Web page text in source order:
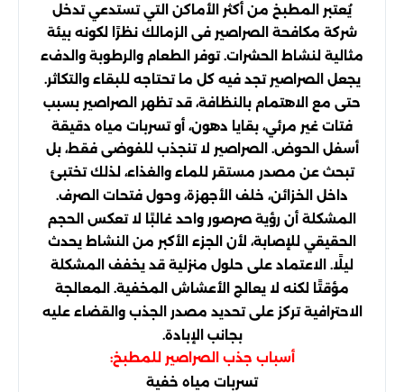
يُعتبر المطبخ من أكثر الأماكن التي تستدعي تدخل
شركة مكافحة الصراصير فى الزمالك نظرًا لكونه بيئة
مثالية لنشاط الحشرات. توفر الطعام والرطوبة والدفء
يجعل الصراصير تجد فيه كل ما تحتاجه للبقاء والتكاثر.
حتى مع الاهتمام بالنظافة، قد تظهر الصراصير بسبب
فتات غير مرئي، بقايا دهون، أو تسربات مياه دقيقة
أسفل الحوض. الصراصير لا تنجذب للفوضى فقط، بل
تبحث عن مصدر مستقر للماء والغذاء، لذلك تختبئ
داخل الخزائن، خلف الأجهزة، وحول فتحات الصرف.
المشكلة أن رؤية صرصور واحد غالبًا لا تعكس الحجم
الحقيقي للإصابة، لأن الجزء الأكبر من النشاط يحدث
ليلًا. الاعتماد على حلول منزلية قد يخفف المشكلة
مؤقتًا لكنه لا يعالج الأعشاش المخفية. المعالجة
الاحترافية تركز على تحديد مصدر الجذب والقضاء عليه
بجانب الإبادة.
أسباب جذب الصراصير للمطبخ:
تسربات مياه خفية